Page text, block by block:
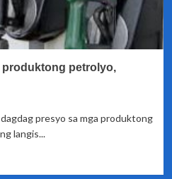
produktong petrolyo,
presyo sa mga produktong
langis...